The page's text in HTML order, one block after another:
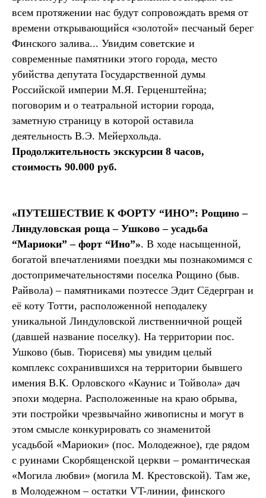
всем протяжении нас будут сопровождать время от
времени открывающийся «золотой» песчаный берег
Финского залива... Увидим советские и
современные памятники этого города, место
убийства депутата Государственной думы
Российской империи М.Я. Герценштейна;
поговорим и о театральной истории города,
заметную страницу в которой оставила
деятельность В.Э. Мейерхольда.
Продолжительность экскурсии 8 часов,
стоимость 90.000 руб.
«ПУТЕШЕСТВИЕ К ФОРТУ “ИНО”: Рощино –
Линдуловская роща – Ушково – усадьба
“Мариоки” – форт “Ино”». В ходе насыщенной,
богатой впечатлениями поездки мы познакомимся с
достопримечательностями поселка Рощино (быв.
Райвола) – памятниками поэтессе Эдит Сёдергран и
её коту Тотти, расположенной неподалеку
уникальной Линдуловской лиственничной рощей
(давшей название поселку). На территории пос.
Ушково (быв. Тюрисевя) мы увидим целый
комплекс сохранившихся на территории бывшего
имения В.К. Орловского «Каунис и Тойвола» дач
эпохи модерна. Расположенные на краю обрыва,
эти постройки чрезвычайно живописны и могут в
этом смысле конкурировать со знаменитой
усадьбой «Мариоки» (пос. Молодежное), где рядом
с руинами Скорбященской церкви – романтическая
«Могила любви» (могила М. Крестовской). Там же,
в Молодежном – остатки VT-линии, финского